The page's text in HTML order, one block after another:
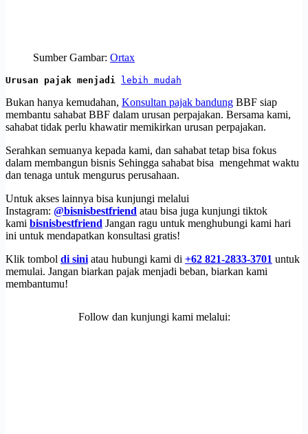
Sumber Gambar: Ortax
Urusan pajak menjadi lebih mudah
Bukan hanya kemudahan, Konsultan pajak bandung BBF siap
membantu sahabat BBF dalam urusan perpajakan. Bersama kami,
sahabat tidak perlu khawatir memikirkan urusan perpajakan.
Serahkan semuanya kepada kami, dan sahabat tetap bisa fokus
dalam membangun bisnis Sehingga sahabat bisa mengehmat waktu
dan tenaga untuk mengurus perusahaan.
Untuk akses lainnya bisa kunjungi melalui
Instagram: @bisnisbestfriend atau bisa juga kunjungi tiktok
kami bisnisbestfriend Jangan ragu untuk menghubungi kami hari
ini untuk mendapatkan konsultasi gratis!
Klik tombol di sini atau hubungi kami di +62 821-2833-3701 untuk
memulai. Jangan biarkan pajak menjadi beban, biarkan kami
membantumu!
Follow dan kunjungi kami melalui: